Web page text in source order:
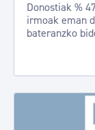
Donostiak %
irmoak eman
bateranzko